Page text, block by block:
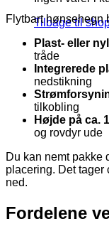
Tilbage til
Flytbart hønsehegn
Plast- eller
tråde
Integrerede
nedstikning
tilkobling
Højde på ca.
og rovdyr ude
Du kan nemt pakke
placering. Det
ned.
Fordelene